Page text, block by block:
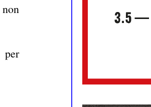
per